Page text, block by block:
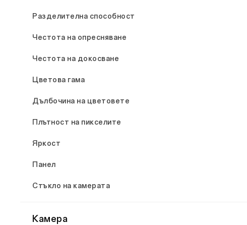
Разделителна способност
Честота на опресняване
Честота на докосване
Цветова гама
Дълбочина на цветовете
Плътност на пикселите
Яркост
Панел
Стъкло на камерата
Камера